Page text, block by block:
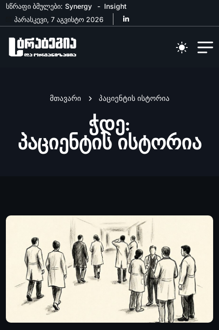
სწრაფი ბმულები: Synergy
Insight
პარასკევი, 7 აგვისტო 2026
მთავარი პაციენტის ისტორია
ჭდე:
პაციენტის ისტორია